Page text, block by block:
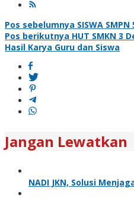
Navigasi
pos
Pos sebelumnya SISWA
Pos berikutnya HUT SMKN 3
Hasil Karya Guru dan Siswa
Jangan Lewatkan
NADI JKN, Solusi